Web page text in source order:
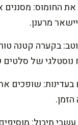
החומוס: מסננים
מרענן.
בקערה קטנה
של
בעדינות: שופכים
הזמן.